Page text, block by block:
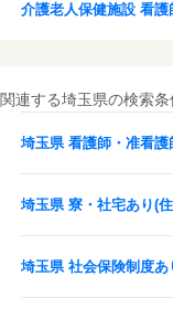
介護老人保健施設 看護
関連する埼玉県の検索条
埼玉県 看護師・准看護
埼玉県 寮・社宅あり(
埼玉県 社会保険制度あ